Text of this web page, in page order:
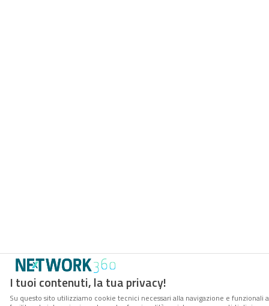
I tuoi contenuti, la tua privacy!
Su questo sito utilizziamo cookie tecnici necessari alla navigazione e